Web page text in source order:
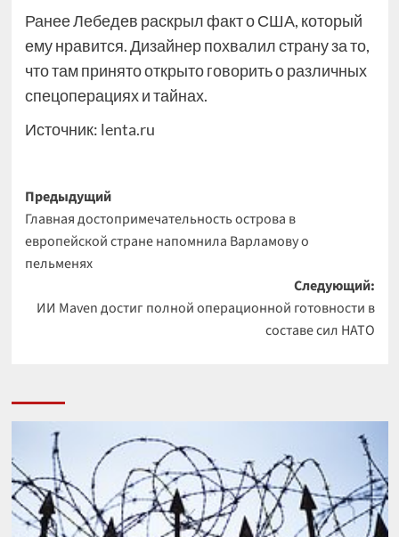
Ранее Лебедев раскрыл факт о США, который
ему нравится. Дизайнер похвалил страну за то,
что там принято открыто говорить о различных
спецоперациях и тайнах.
Источник: lenta.ru
Навигация
записи
Предыдущий
Главная достопримечательность острова в
европейской стране напомнила Варламову о
пельменях
Следующий:
ИИ Maven достиг полной операционной готовности в
составе сил НАТО